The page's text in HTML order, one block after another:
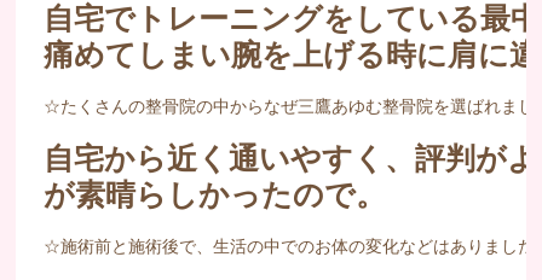
自宅でトレーニングをしている最
痛めてしまい腕を上げる時に肩に
☆たくさんの整骨院の中からなぜ三鷹あゆむ整骨院を選ばれまし
自宅から近く通いやすく、評判が
が素晴らしかったので。
☆施術前と施術後で、生活の中でのお体の変化などはありました